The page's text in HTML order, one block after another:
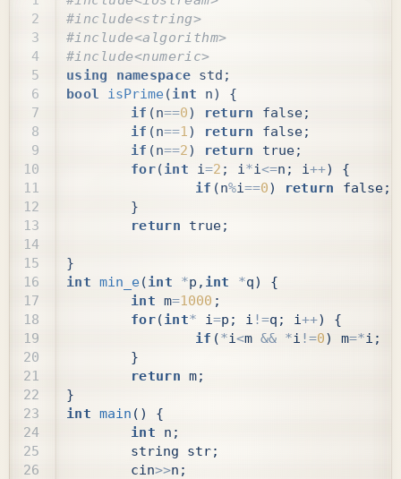
14
24
using
namespace std ;
bool
isPrime(int n)
{
if (n==0) return false;
if (n==1) return false;
if (n==2) return true;
for(int i=2 ; i*i<=n ; i++)
{
if (n%i==0) return false;
}
return
true;
}
int min_e(int *p , int *q)
{
int m=1000 ;
for(int* i=p ; i !=q ; i++)
{
if (*i<m && *i !=0) m=*i ;
}
return m;
}
int main ()
{
int
n ;
string
str;
cin>>n ;